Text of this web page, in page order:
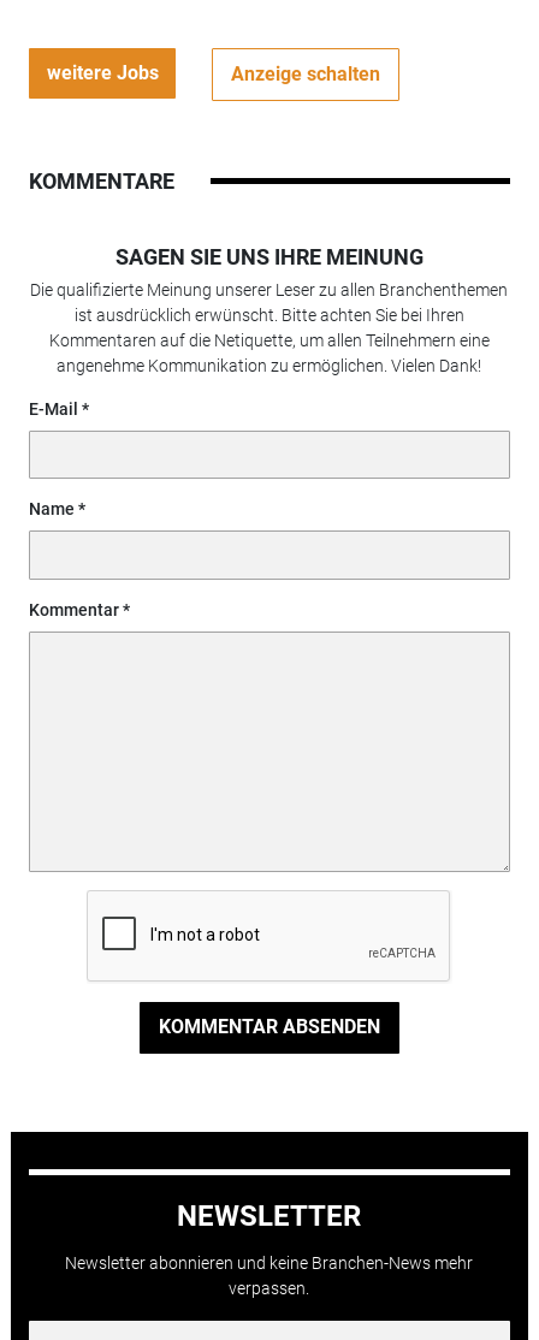
weitere Jobs Anzeige schalten
KOMMENTARE
SAGEN SIE UNS IHRE MEINUNG
Die qualifizierte Meinung unserer Leser zu allen Branchenthemen
ist ausdrücklich erwünscht. Bitte achten Sie bei Ihren
Kommentaren auf die Netiquette, um allen Teilnehmern eine
angenehme Kommunikation zu ermöglichen. Vielen Dank!
E-Mail
Name
Kommentar
KOMMENTAR ABSENDEN
NEWSLETTER
Newsletter abonnieren und keine Branchen-News mehr
verpassen.